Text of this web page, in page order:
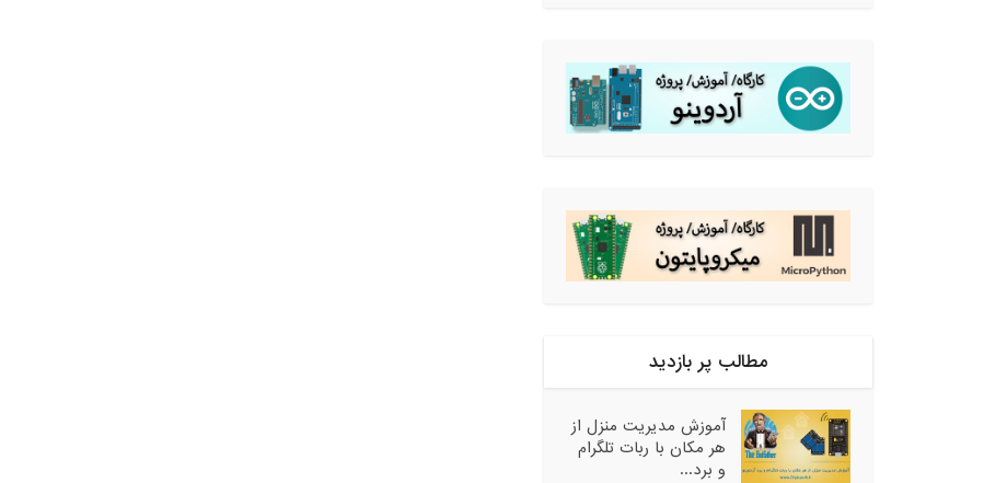
مطالب پر بازدید
آموزش مدیریت منزل از
هر مکان با ربات تلگرام
و برد...